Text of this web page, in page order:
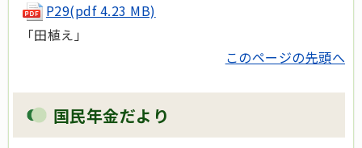
P29(pdf 4.23 MB)
「田植え」
このページの先頭へ
国民年金だより